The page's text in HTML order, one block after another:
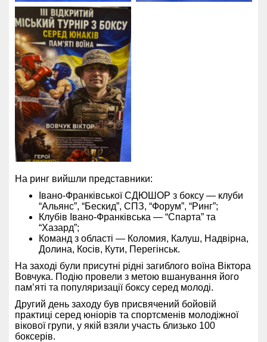
На ринг вийшли представники:
Івано-Франківської СДЮШОР з боксу — клуби
“Альянс”, “Бескид”, СПЗ, “Форум”, “Ринг”;
Клубів Івано-Франківська — “Спарта” та
“Хазард”;
Команд з області — Коломия, Калуш, Надвірна,
Долина, Косів, Кути, Перегінськ.
На заході були присутні рідні загиблого воїна Віктора
Вовчука. Подію провели з метою вшанування його
пам’яті та популяризації боксу серед молоді.
Другий день заходу був присвячений бойовій
практиці серед юніорів та спортсменів молодіжної
вікової групи, у якій взяли участь близько 100
боксерів.